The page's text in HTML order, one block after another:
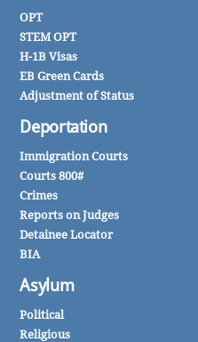
OPT
STEM OPT
H-1B Visas
EB Green Cards
Adjustment of Status
Deportation
Immigration Courts
Courts 800#
Crimes
Reports on Judges
Detainee Locator
BIA
Asylum
Political
Religious